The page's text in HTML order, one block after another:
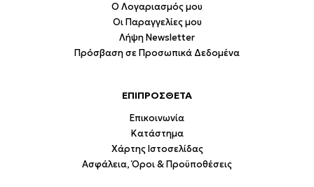
Ο Λογαριασμός μου
Οι Παραγγελίες μου
Λήψη Newsletter
Πρόσβαση σε Προσωπικά Δεδομένα
ΕΠΙΠΡΟΣΘΕΤΑ
Επικοινωνία
Κατάστημα
Χάρτης Ιστοσελίδας
Ασφάλεια, Όροι & Προϋποθέσεις